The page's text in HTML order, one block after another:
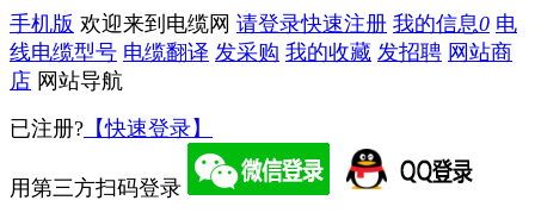
手机版 欢迎来到电缆网 请登录快速注册 我的信息0 电
线电缆型号 电缆翻译 发采购 我的收藏 发招聘 网站商
店 网站导航
已注册? 【快速登录】
用第三方扫码登录